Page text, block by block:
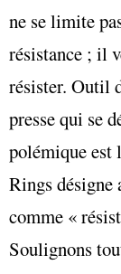
ne se limite
résistance ; il
résister. Outil
presse qui se
polémique est
Rings désigne
comme «
Soulignons